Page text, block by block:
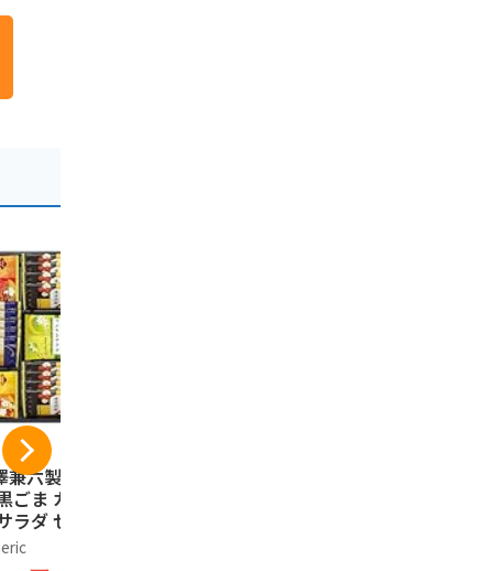
兼六製菓 兼六の
ごま カレー え
ラダ せんべい
合わせ 人気 6種
枚入り 個包装